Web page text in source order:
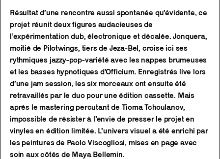
Résultat d’une rencontre aussi spontanée qu’évidente, ce
projet réunit deux figures audacieuses de
l’expérimentation dub, électronique et décalée. Jonquera,
moitié de Pilotwings, tiers de Jeza-Bel, croise ici ses
rythmiques jazzy-pop-variété avec les nappes brumeuses
et les basses hypnotiques d’Officium. Enregistrés live lors
d’une jam session, les six morceaux ont ensuite été
retravaillés par le duo pour une édition cassette. Mais
après le mastering percutant de Tioma Tchoulanov,
impossible de résister à l’envie de presser le projet en
vinyles en édition limitée. L’univers visuel a été enrichi par
les peintures de Paolo Viscogliosi, mises en page avec
soin aux côtés de Maya Bellemin.